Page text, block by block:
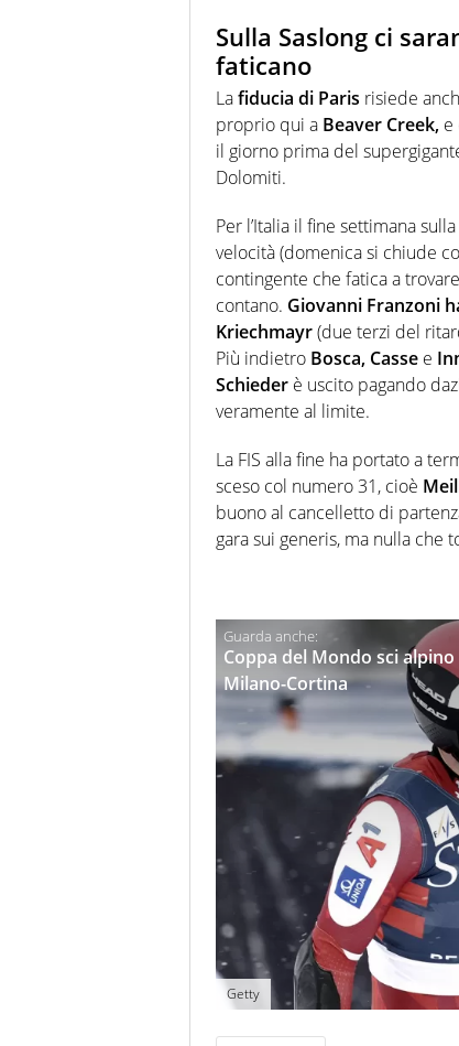
Sulla Saslong ci
faticano
Lafiducia di Paris risiede
proprio qui a Beaver Creek, e
il giorno prima del
Dolomiti.
Per l’Italia il fine settimana sulla
velocità (domenica si chiude
contingente che fatica a
contano. Giovanni Franzoni
Kriechmayr(due terzi del
Più indietro Bosca, Casse e
Schieder è uscito pagando
veramente al limite.
La FIS alla fine ha portato a
sceso col numero 31, cioè
buono al cancelletto di
gara sui generis, ma nulla che
Coppa del Mondo sci
Milano-Cortina
Getty